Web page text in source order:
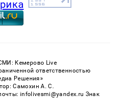
Кемерово Live
ответственностью
Решения»
Самохин А. С.
infolivesmi@yandex.ru Знак